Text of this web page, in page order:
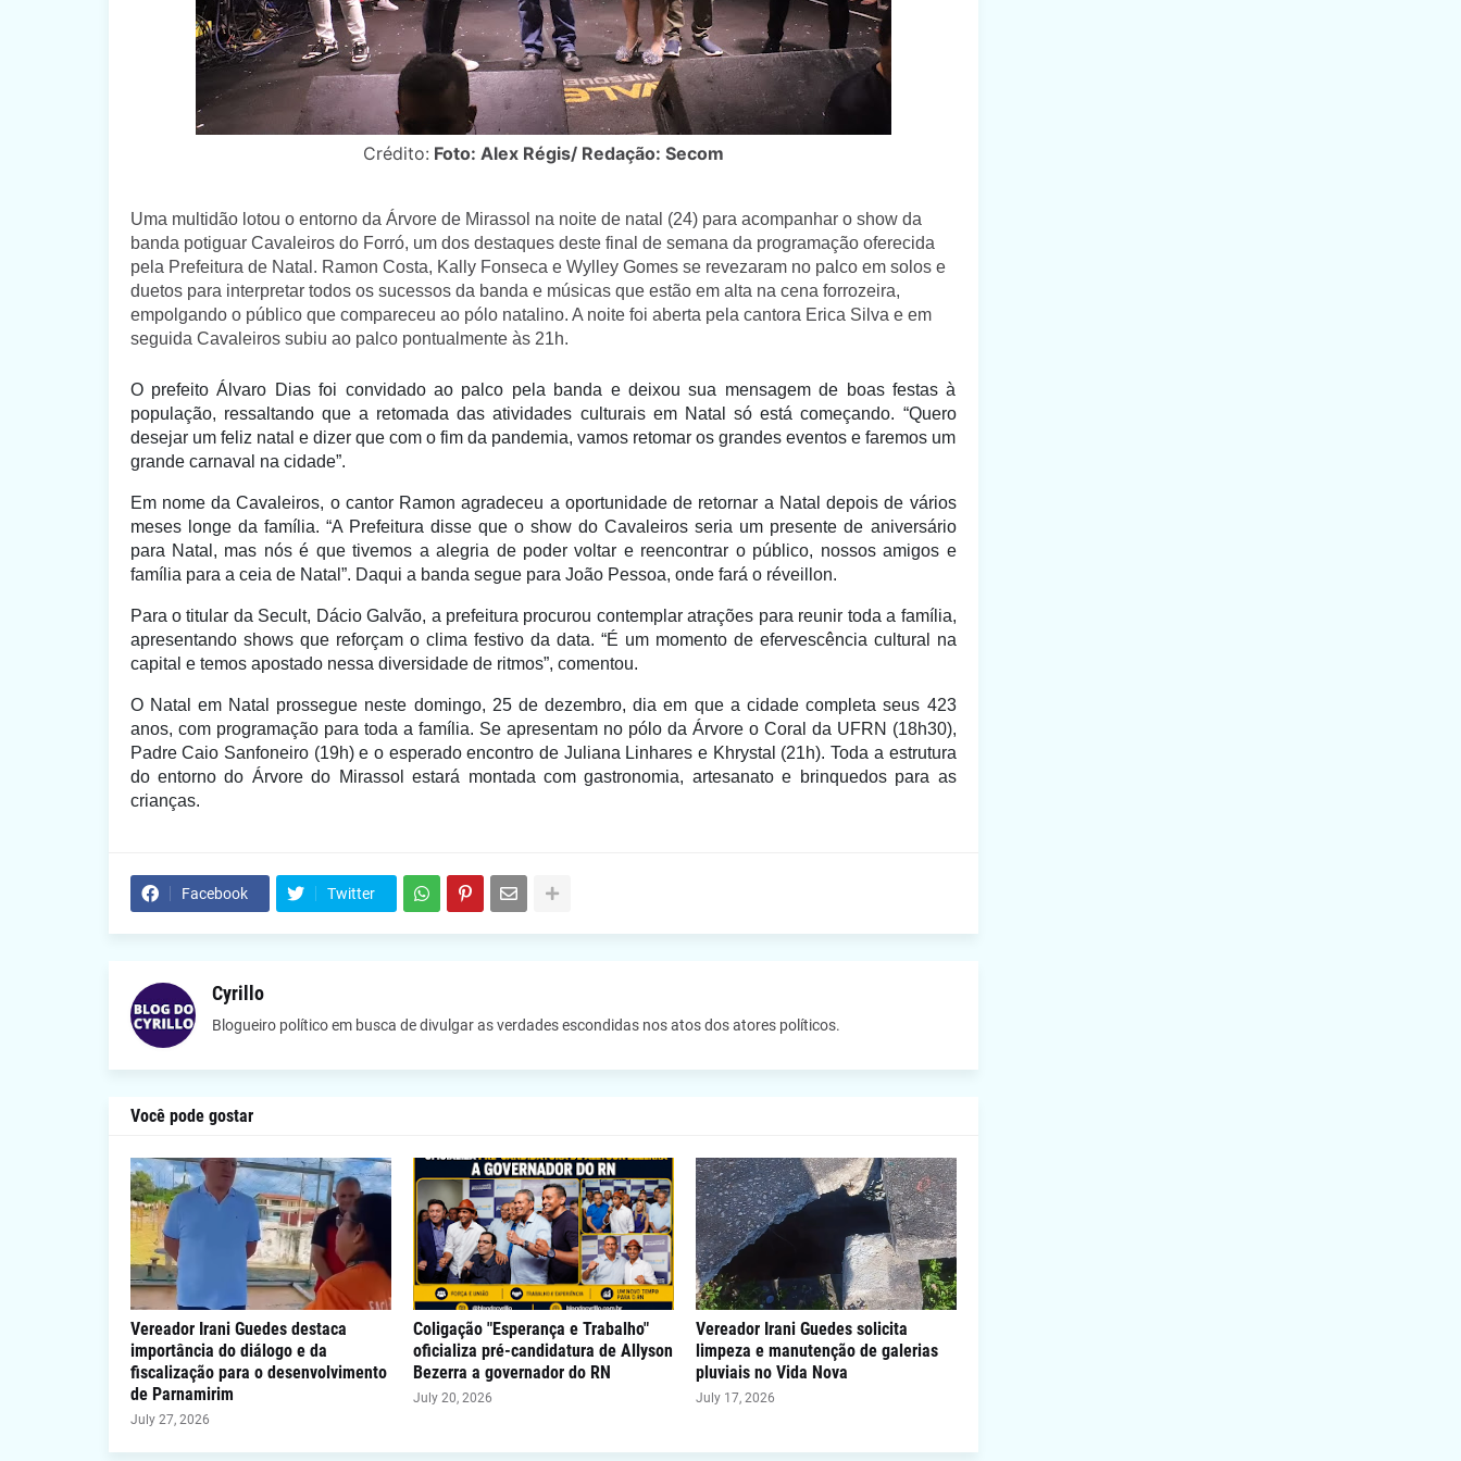
Crédito: Foto: Alex Régis/ Redação: Secom
Uma multidão lotou o entorno da Árvore de Mirassol na noite de natal (24) para acompanhar o show da
banda potiguar Cavaleiros do Forró, um dos destaques deste final de semana da programação oferecida
pela Prefeitura de Natal. Ramon Costa, Kally Fonseca e Wylley Gomes se revezaram no palco em solos e
duetos para interpretar todos os sucessos da banda e músicas que estão em alta na cena forrozeira,
empolgando o público que compareceu ao pólo natalino. A noite foi aberta pela cantora Erica Silva e em
seguida Cavaleiros subiu ao palco pontualmente às 21h.
O prefeito Álvaro Dias foi convidado ao palco pela banda e deixou sua mensagem de boas festas à
população, ressaltando que a retomada das atividades culturais em Natal só está começando. “Quero
desejar um feliz natal e dizer que com o fim da pandemia, vamos retomar os grandes eventos e faremos um
grande carnaval na cidade”.
Em nome da Cavaleiros, o cantor Ramon agradeceu a oportunidade de retornar a Natal depois de vários
meses longe da família. “A Prefeitura disse que o show do Cavaleiros seria um presente de aniversário
para Natal, mas nós é que tivemos a alegria de poder voltar e reencontrar o público, nossos amigos e
família para a ceia de Natal”. Daqui a banda segue para João Pessoa, onde fará o réveillon.
Para o titular da Secult, Dácio Galvão, a prefeitura procurou contemplar atrações para reunir toda a família,
apresentando shows que reforçam o clima festivo da data. “É um momento de efervescência cultural na
capital e temos apostado nessa diversidade de ritmos”, comentou.
O Natal em Natal prossegue neste domingo, 25 de dezembro, dia em que a cidade completa seus 423
anos, com programação para toda a família. Se apresentam no pólo da Árvore o Coral da UFRN (18h30),
Padre Caio Sanfoneiro (19h) e o esperado encontro de Juliana Linhares e Khrystal (21h). Toda a estrutura
do entorno do Árvore do Mirassol estará montada com gastronomia, artesanato e brinquedos para as
crianças.
Facebook Twitter
Cyrillo
Blogueiro político em busca de divulgar as verdades escondidas nos atos dos atores políticos.
Você pode gostar
Vereador Irani Guedes destaca
importância do diálogo e da
fiscalização para o desenvolvimento
de Parnamirim
July 27, 2026
Coligação "Esperança e Trabalho"
oficializa pré-candidatura de Allyson
Bezerra a governador do RN
July 20, 2026
Vereador Irani Guedes solicita
limpeza e manutenção de galerias
pluviais no Vida Nova
July 17, 2026